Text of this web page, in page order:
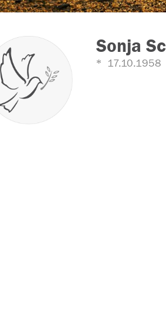
Sonja
17.10.1958